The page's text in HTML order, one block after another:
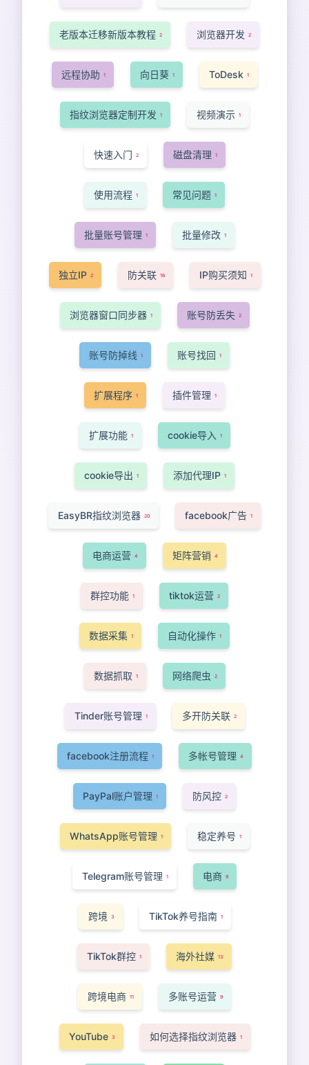
老版本迁移新版本教程 2 浏览器开发 2
远程协助 1 向日葵 1 ToDesk 1
指纹浏览器定制开发 1 视频演示 1
快速入门 2 磁盘清理 1
使用流程 1 常见问题 1
批量账号管理 1 批量修改 1
独立IP 2 防关联 16 IP购买须知 1
浏览器窗口同步器 1 账号防丢失 2
账号防掉线 1 账号找回 1
扩展程序 1 插件管理 1
扩展功能 1 cookie导入 1
cookie导出 1 添加代理IP 1
EasyBR指纹浏览器 20 facebook广告 1
电商运营 4 矩阵营销 4
群控功能 1 tiktok运营 2
数据采集 1 自动化操作 1
数据抓取 1 网络爬虫 2
Tinder账号管理 1 多开防关联 2
facebook注册流程 1 多帐号管理 4
PayPal账户管理 1 防风控 2
WhatsApp账号管理 1 稳定养号 1
Telegram账号管理 1 电商 9
跨境 3 TikTok养号指南 1
TikTok群控 1 海外社媒 13
跨境电商 11 多账号运营 9
YouTube 3 如何选择指纹浏览器 1